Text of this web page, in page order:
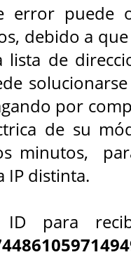
error puede
debido a
lista de
por
de su
minutos,
IP distinta.
ID para